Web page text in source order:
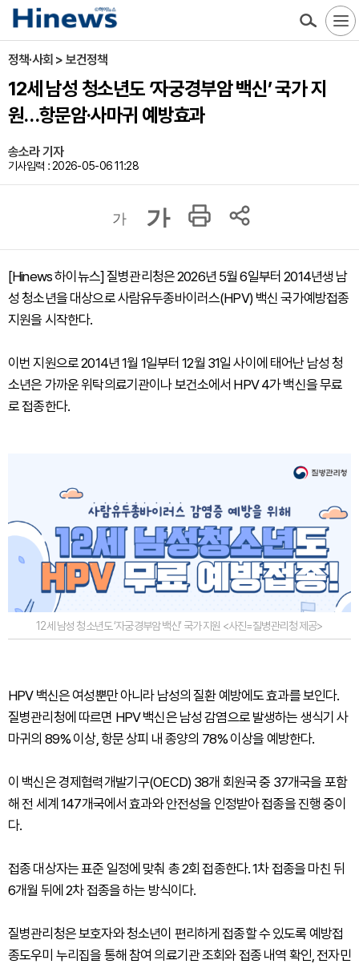
정책·사회 > 보건정책
12세 남성 청소년도 ‘자궁경부암 백신’ 국가 지
원…항문암·사마귀 예방효과
송소라 기자
기사입력 : 2026-05-06 11:28
가 가
[Hinews 하이뉴스] 질병관리청은 2026년 5월 6일부터 2014년생 남
성 청소년을 대상으로 사람유두종바이러스(HPV) 백신 국가예방접종
지원을 시작한다.
이번 지원으로 2014년 1월 1일부터 12월 31일 사이에 태어난 남성 청
소년은 가까운 위탁의료기관이나 보건소에서 HPV 4가 백신을 무료
로 접종한다.
12세 남성 청소년도 ‘자궁경부암 백신’ 국가 지원 <사진=질병관리청 제공>
HPV 백신은 여성뿐만 아니라 남성의 질환 예방에도 효과를 보인다.
질병관리청에 따르면 HPV 백신은 남성 감염으로 발생하는 생식기 사
마귀의 89% 이상, 항문 상피 내 종양의 78% 이상을 예방한다.
이 백신은 경제협력개발기구(OECD) 38개 회원국 중 37개국을 포함
해 전 세계 147개국에서 효과와 안전성을 인정받아 접종을 진행 중이
다.
접종 대상자는 표준 일정에 맞춰 총 2회 접종한다. 1차 접종을 마친 뒤
6개월 뒤에 2차 접종을 하는 방식이다.
질병관리청은 보호자와 청소년이 편리하게 접종할 수 있도록 예방접
종도우미 누리집을 통해 참여 의료기관 조회와 접종 내역 확인, 전자민